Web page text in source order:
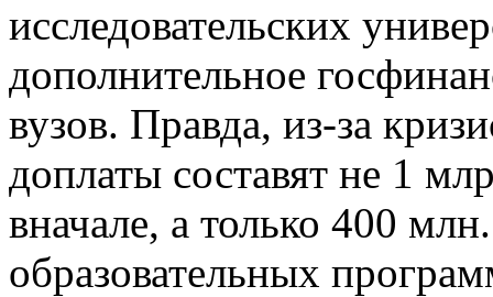
исследовательских
дополнительное
вузов. Правда, из-за
доплаты составят не 1
вначале, а только 400
образовательных